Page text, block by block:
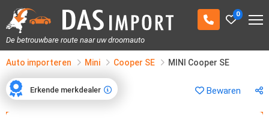
0
De betrouwbare route naar uw droomauto
Auto importeren Mini Cooper SE MINI Cooper SE
Bewaren
Erkende merkdealer
Erkende merkdealer